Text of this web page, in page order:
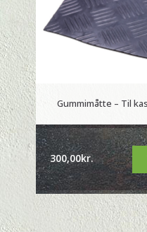
Gummimåtte – Til
300,00kr.